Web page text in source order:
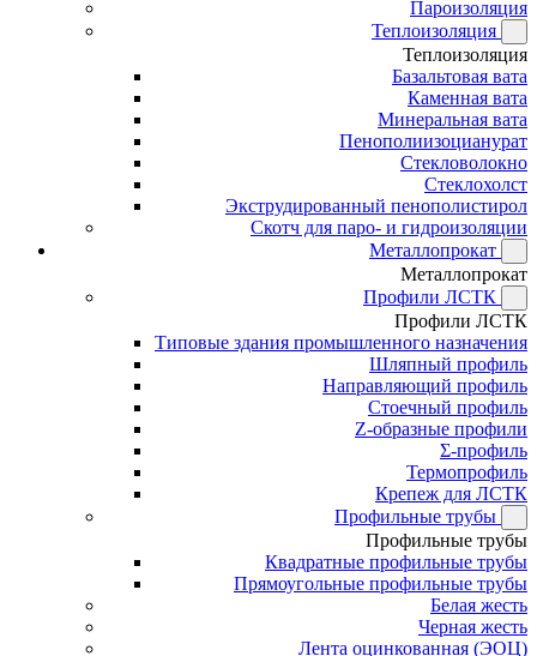
Пароизоляция
Теплоизоляция
Теплоизоляция
Базальтовая вата
Каменная вата
Минеральная вата
Пенополиизоцианурат
Стекловолокно
Стеклохолст
Экструдированный пенополистирол
Скотч для паро- и гидроизоляции
Металлопрокат
Металлопрокат
Профили ЛСТК
Профили ЛСТК
Типовые здания промышленного назначения
Шляпный профиль
Направляющий профиль
Стоечный профиль
Z-образные профили
Σ-профиль
Термопрофиль
Крепеж для ЛСТК
Профильные трубы
Профильные трубы
Квадратные профильные трубы
Прямоугольные профильные трубы
Белая жесть
Черная жесть
Лента оцинкованная (ЭОЦ)